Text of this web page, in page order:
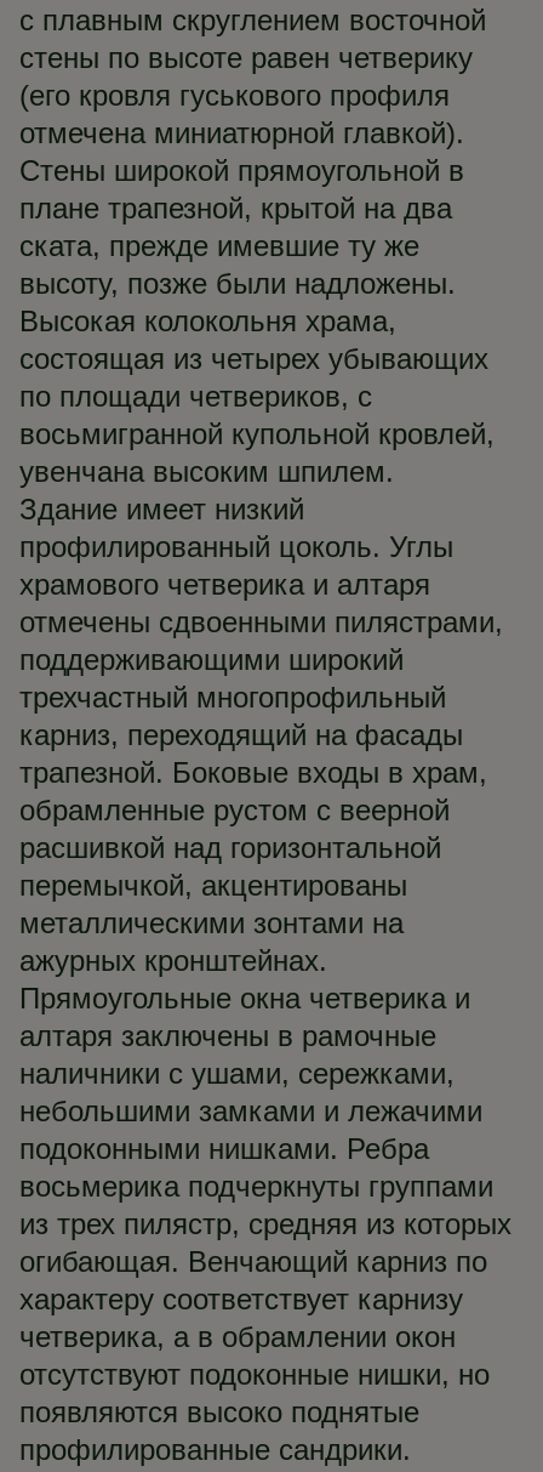
с плавным скруглением восточной
стены по высоте равен четверику
(его кровля гуськового профиля
отмечена миниатюрной главкой).
Стены широкой прямоугольной в
плане трапезной, крытой на два
ската, прежде имевшие ту же
высоту, позже были надложены.
Высокая колокольня храма,
состоящая из четырех убывающих
по площади четвериков, с
восьмигранной купольной кровлей,
увенчана высоким шпилем.
Здание имеет низкий
профилированный цоколь. Углы
храмового четверика и алтаря
отмечены сдвоенными пилястрами,
поддерживающими широкий
трехчастный многопрофильный
карниз, переходящий на фасады
трапезной. Боковые входы в храм,
обрамленные рустом с веерной
расшивкой над горизонтальной
перемычкой, акцентированы
металлическими зонтами на
ажурных кронштейнах.
Прямоугольные окна четверика и
алтаря заключены в рамочные
наличники с ушами, сережками,
небольшими замками и лежачими
подоконными нишками. Ребра
восьмерика подчеркнуты группами
из трех пилястр, средняя из которых
огибающая. Венчающий карниз по
характеру соответствует карнизу
четверика, а в обрамлении окон
отсутствуют подоконные нишки, но
появляются высоко поднятые
профилированные сандрики.